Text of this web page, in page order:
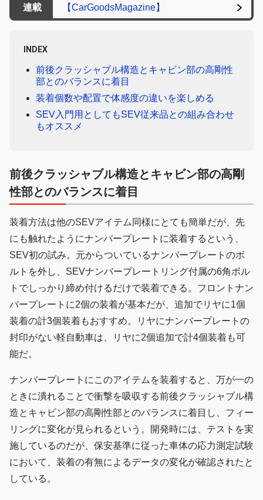
連載 【CarGoodsMagazine】
INDEX
前後クラッシャブル構造とキャビン部の高剛性
部とのバランスに着目
装着個数や配置で体感度の違いを楽しめる
SEV入門用としてもSEV従来品との組み合わせ
もオススメ
前後クラッシャブル構造とキャビン部の高剛
性部とのバランスに着目
装着方法は他のSEVアイテム同様にとても簡単だが、先
にも触れたようにナンバープレートに装着するという、
SEV初の試み。元からついているナンバープレートのボ
ルトを外し、SEVナンバープレートリング付属の6角ボル
トでしっかり締め付けるだけで装着できる。フロントナン
バープレートに2個の装着が基本だが、追加でリヤに1個
装着の計3個装着もおすすめ。リヤにナンバープレートの
封印がない軽自動車は、リヤに2個追加で計4個装着も可
能だ。
ナンバープレートにこのアイテムを装着すると、万が一の
ときに潰れることで衝撃を吸収する前後クラッシャブル構
造とキャビン部の高剛性部とのバランスに着目し、フィー
リングに変化が見られるという。開発時には、テストを実
施しているのだが、保安基準に従った車体の応力測定試験
において、装着の有無によるデータの変化が確認されたと
している。